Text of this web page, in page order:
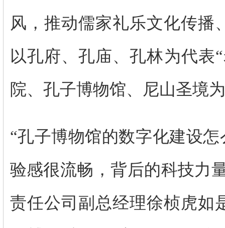
风，推动儒家礼乐文化传播
以孔府、孔庙、孔林为代表
院、孔子博物馆、尼山圣境
“孔子博物馆的数字化建设
验感很流畅，背后的科技力
责任公司副总经理徐桢虎如